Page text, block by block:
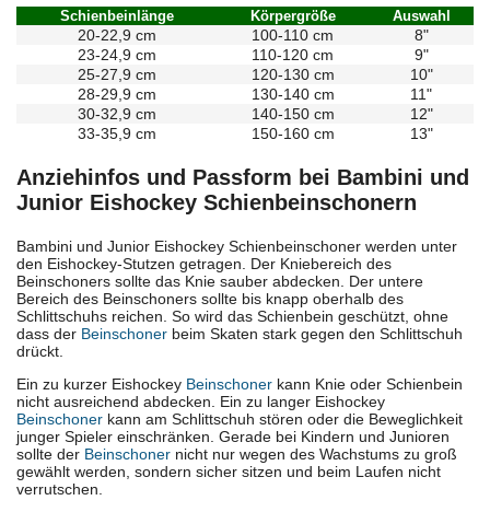
Schienbeinlänge Körpergröße Auswahl
20-22,9 cm 100-110 cm
8"
23-24,9 cm
110-120 cm
9"
25-27,9 cm
120-130 cm
10"
28-29,9 cm
130-140 cm
11"
30-32,9 cm
140-150 cm
12"
33-35,9 cm
150-160 cm 13"
Anziehinfos und Passform bei Bambini und
Junior Eishockey Schienbeinschonern
Bambini und Junior Eishockey Schienbeinschoner werden unter
den Eishockey-Stutzen getragen. Der Kniebereich des
Beinschoners sollte das Knie sauber abdecken. Der untere
Bereich des Beinschoners sollte bis knapp oberhalb des
Schlittschuhs reichen. So wird das Schienbein geschützt, ohne
dass der Beinschoner beim Skaten stark gegen den Schlittschuh
drückt.
Ein zu kurzer Eishockey Beinschoner kann Knie oder Schienbein
nicht ausreichend abdecken. Ein zu langer Eishockey
Beinschoner kann am Schlittschuh stören oder die Beweglichkeit
junger Spieler einschränken. Gerade bei Kindern und Junioren
sollte der Beinschoner nicht nur wegen des Wachstums zu groß
gewählt werden, sondern sicher sitzen und beim Laufen nicht
verrutschen.